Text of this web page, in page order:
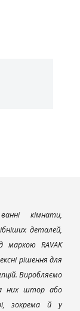
кімнати,
деталей,
маркою RAVAK
рішення для
Виробляємо
них штор або
зокрема й у